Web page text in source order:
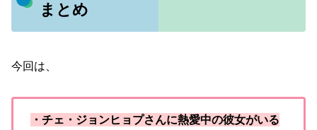
まとめ
今回は、
・チェ・ジョンヒョプさんに熱愛中の彼女がいる